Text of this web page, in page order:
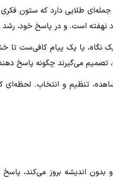
جمله‌ای طلایی دارد که ستون
است. و در پاسخ خود، رشد
نگاه، یا یک پیام کافی‌ست تا
تصمیم می‌گیرند چگونه پاسخ
تنظیم و انتخاب. لحظه‌ای
اندیشه بروز می‌کند،